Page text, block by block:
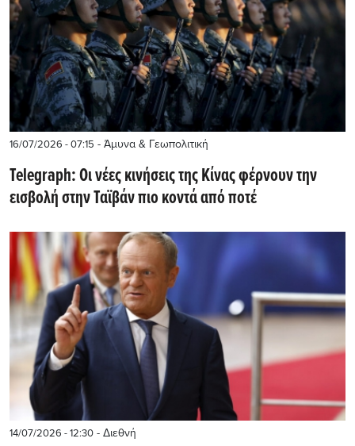
16/07/2026 - 07:15 - Άμυνα & Γεωπολιτική
Telegraph: Οι νέες κινήσεις της Κίνας φέρνουν την
εισβολή στην Ταϊβάν πιο κοντά από ποτέ
14/07/2026 - 12:30 - Διεθνή